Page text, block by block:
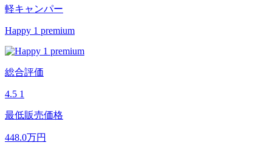
軽キャンパー
Happy 1 premium
総合評価
4.5 1
最低販売価格
448.0万円